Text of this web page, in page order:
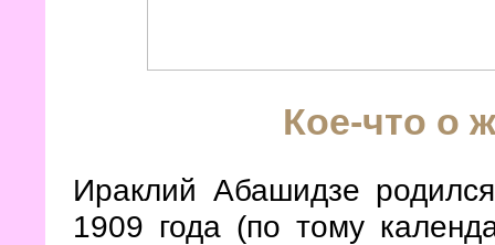
Кое-что о
Ираклий Абашидзе
1909 года (по тому